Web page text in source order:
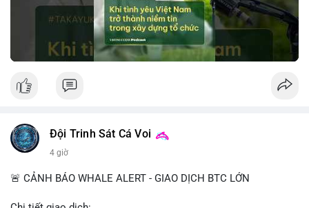
Nguồn: VIETSUCCESS
Đội Trinh Sát Cá Voi
4 giờ
🚨 CẢNH BÁO WHALE ALERT - GIAO DỊCH BTC LỚN